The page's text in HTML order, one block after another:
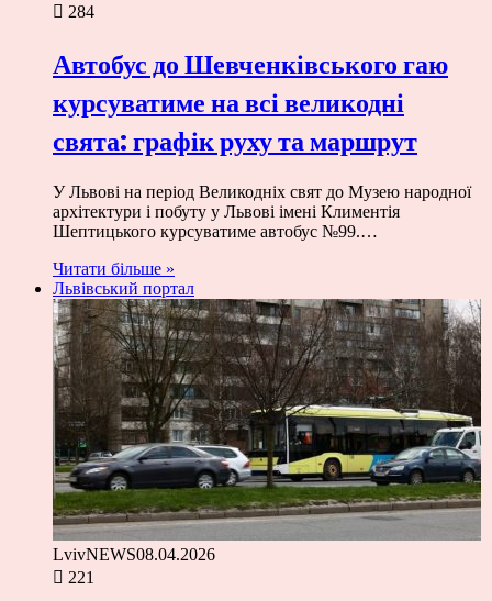
284
Автобус до Шевченківського гаю
курсуватиме на всі великодні
свята: графік руху та маршрут
У Львові на період Великодніх свят до Музею народної
архітектури і побуту у Львові імені Климентія
Шептицького курсуватиме автобус №99.…
Читати більше »
Львівський портал
LvivNEWS08.04.2026
221